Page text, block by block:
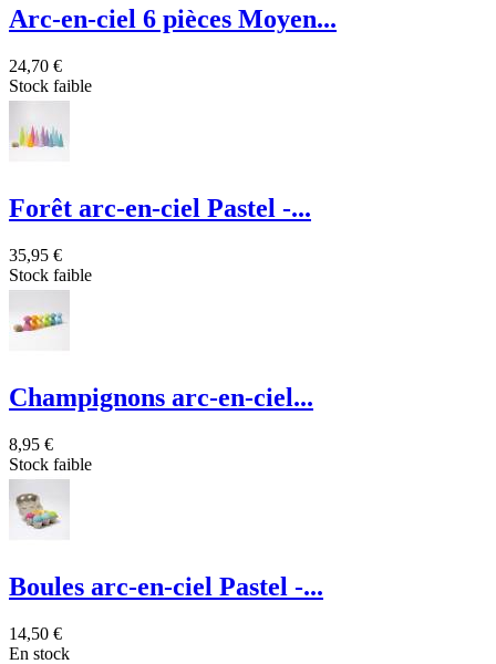
Arc-en-ciel 6 pièces Moyen...
24,70 €
Stock faible
Forêt arc-en-ciel Pastel -...
35,95 €
Stock faible
Champignons arc-en-ciel...
8,95 €
Stock faible
Boules arc-en-ciel Pastel -...
14,50 €
En stock